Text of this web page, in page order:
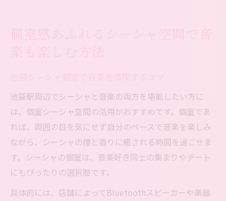
池袋駅周辺でシーシャと音楽の両方を堪能したい方に
は、個室シーシャ空間の活用がおすすめです。個室であ
れば、周囲の目を気にせず自分のペースで音楽を楽しみ
ながら、シーシャの煙と香りに癒される時間を過ごせま
す。シーシャの個室は、音楽好き同士の集まりやデート
にもぴったりの選択肢です。
具体的には、店舗によってBluetoothスピーカーや楽器